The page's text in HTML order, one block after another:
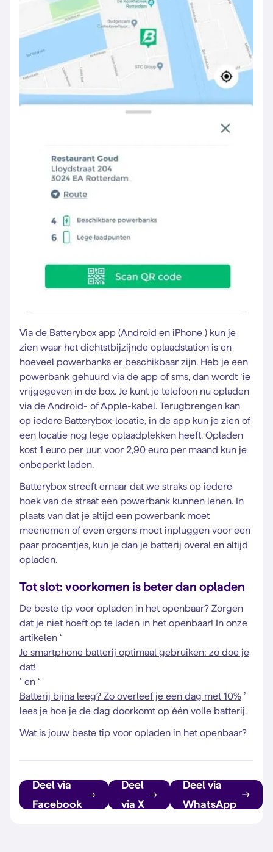
Via de Batterybox app (Android en iPhone ) kun je
zien waar het dichtstbijzijnde oplaadstation is en
hoeveel powerbanks er beschikbaar zijn. Heb je een
powerbank gehuurd via de app of sms, dan wordt ‘ie
vrijgegeven in de box. Je kunt je telefoon nu opladen
via de Android- of Apple-kabel. Terugbrengen kan
op iedere Batterybox-locatie, in de app kun je zien of
een locatie nog lege oplaadplekken heeft. Opladen
kost 1 euro per uur, voor 2,90 euro per maand kun je
onbeperkt laden.
Batterybox streeft ernaar dat we straks op iedere
hoek van de straat een powerbank kunnen lenen. In
plaats van dat je altijd een powerbank moet
meenemen of even ergens moet inpluggen voor een
paar procentjes, kun je dan je batterij overal en altijd
opladen.
Tot slot: voorkomen is beter dan opladen
De beste tip voor opladen in het openbaar? Zorgen
dat je niet hoeft op te laden in het openbaar! In onze
artikelen ‘
Je smartphone batterij optimaal gebruiken: zo doe je
dat!
’ en ‘
Batterij bijna leeg? Zo overleef je een dag met 10% ’
lees je hoe je de dag doorkomt op één volle batterij.
Wat is jouw beste tip voor opladen in het openbaar?
Deel via
Facebook
Deel
via X
Deel via
WhatsApp